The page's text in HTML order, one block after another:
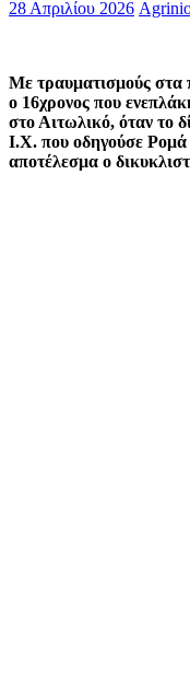
28 Απριλίου 2026
Με τραυματισμούς στα
ο 16χρονος που
στο Αιτωλικό, όταν το
Ι.Χ. που οδηγούσε
αποτέλεσμα ο